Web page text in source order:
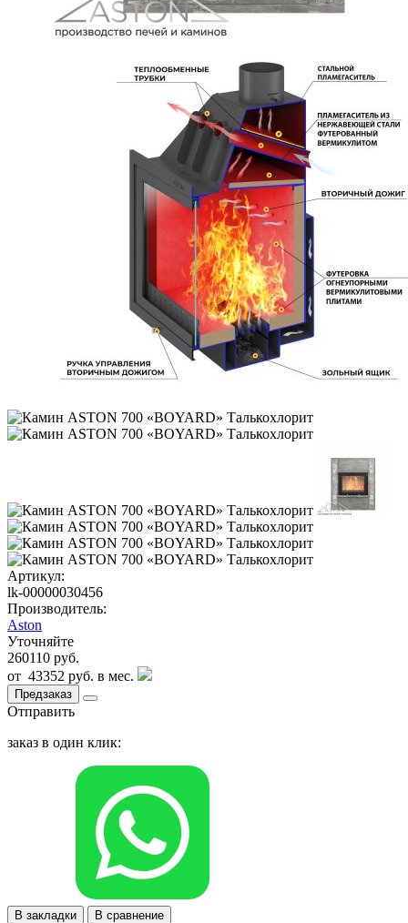
Артикул:
lk-00000030456
Производитель:
Aston
Уточняйте
260110 руб.
от 43352 руб. в мес.
Предзаказ
Отправить
заказ в один клик:
В закладки В сравнение